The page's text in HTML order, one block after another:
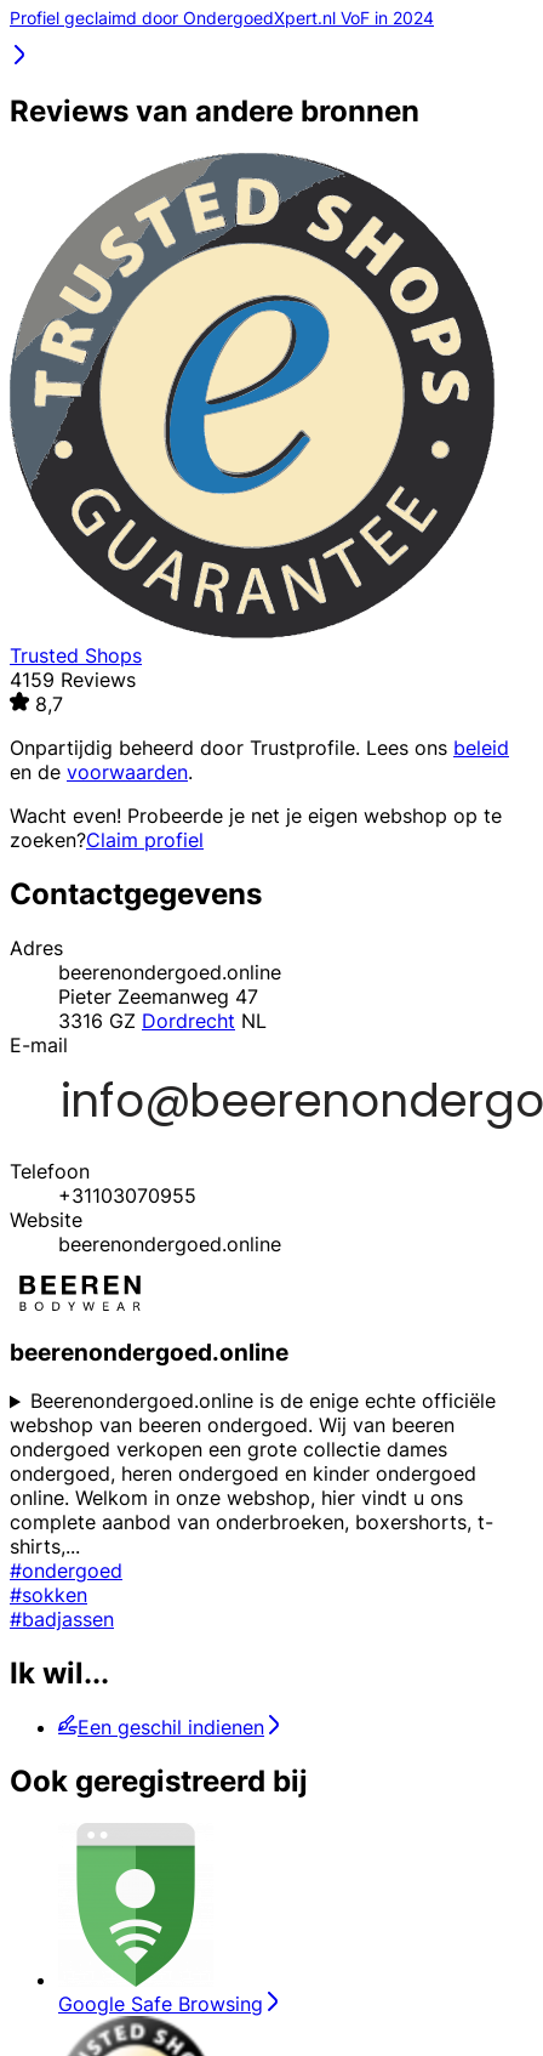
Profiel geclaimd door OndergoedXpert.nl VoF in 2024
Reviews van andere bronnen
Trusted Shops
4159 Reviews
8,7
Onpartijdig beheerd door Trustprofile. Lees ons beleid
en de voorwaarden.
Wacht even! Probeerde je net je eigen webshop op te
zoeken?Claim profiel
Contactgegevens
Adres
beerenondergoed.online
Pieter Zeemanweg 47
3316 GZ Dordrecht NL
E-mail
Telefoon
+31103070955
Website
beerenondergoed.online
beerenondergoed.online
Beerenondergoed.online is de enige echte officiële
webshop van beeren ondergoed. Wij van beeren
ondergoed verkopen een grote collectie dames
ondergoed, heren ondergoed en kinder ondergoed
online. Welkom in onze webshop, hier vindt u ons
complete aanbod van onderbroeken, boxershorts, t-
shirts,...
#ondergoed
#sokken
#badjassen
Ik wil...
Een geschil indienen
Ook geregistreerd bij
Google Safe Browsing